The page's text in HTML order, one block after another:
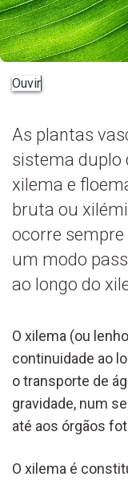
Ouvir
As plantas
sistema duplo
xilema e
bruta ou
ocorre sempre
um modo
ao longo do
O xilema (ou
continuidade ao
o transporte de
gravidade, num
até aos órgãos
O xilema é